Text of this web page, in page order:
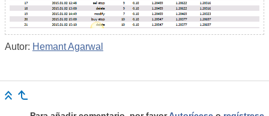
Autor: Hemant Agarwal